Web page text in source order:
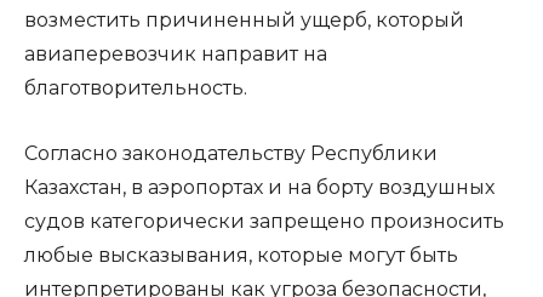
возместить причиненный ущерб, который
авиаперевозчик направит на
благотворительность.
Согласно законодательству Республики
Казахстан, в аэропортах и на борту воздушных
судов категорически запрещено произносить
любые высказывания, которые могут быть
интерпретированы как угроза безопасности,